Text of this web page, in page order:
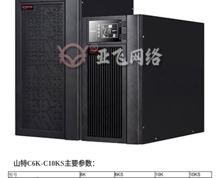
山特C6K-C10KS主要参数：